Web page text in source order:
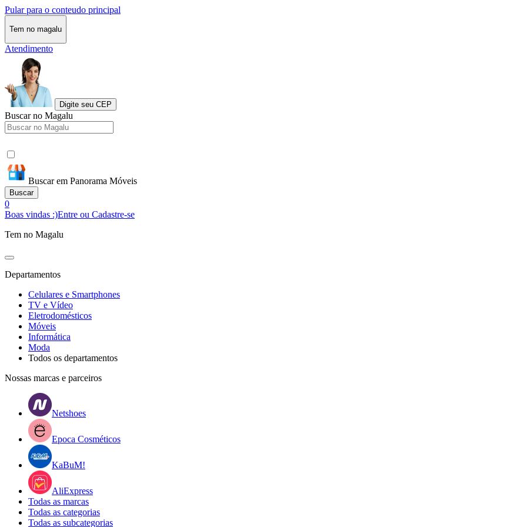
Pular para o conteudo principal
Tem no magalu
Atendimento
Digite seu CEP
Buscar no Magalu
Buscar em Panorama Móveis
Buscar
0
Boas vindas :)Entre ou Cadastre-se
Tem no Magalu
Departamentos
Celulares e Smartphones
TV e Vídeo
Eletrodomésticos
Móveis
Informática
Moda
Todos os departamentos
Nossas marcas e parceiros
Netshoes
Epoca Cosméticos
KaBuM!
AliExpress
Todas as marcas
Todas as categorias
Todas as subcategorias